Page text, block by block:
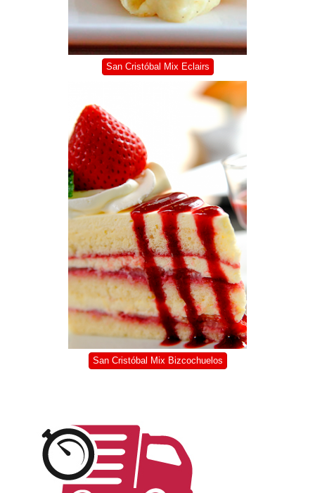
San Cristóbal Mix Eclairs
San Cristóbal Mix Bizcochuelos